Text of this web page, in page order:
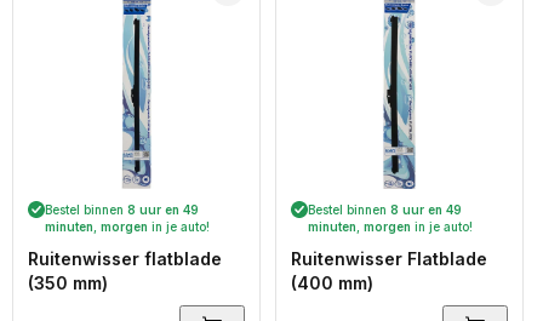
Bestel binnen 8 uur en 49
minuten morgen in je auto!
Ruitenwisser flatblade
(350 mm)
Bestel binnen 8 uur en 49
minuten morgen in je auto!
Ruitenwisser Flatblade
(400 mm)